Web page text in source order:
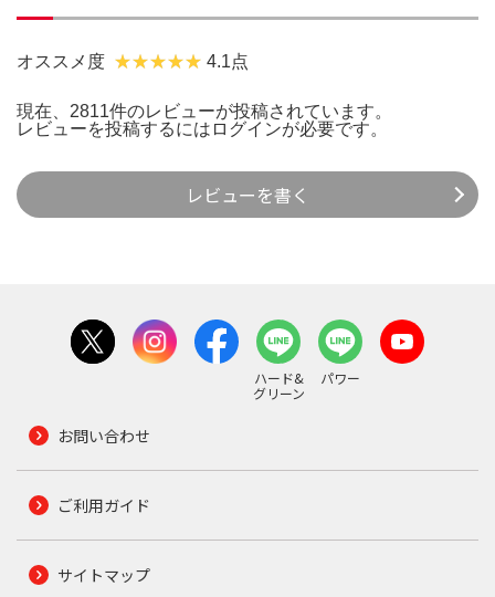
オススメ度 4.1点
現在、2811件のレビューが投稿されています。
レビューを投稿するには ログインが必要です。
レビューを書く
ハード&
グリーン
パワー
お問い合わせ
ご利用ガイド
サイトマップ